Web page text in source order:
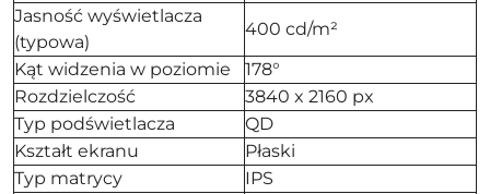
Jasność wyświetlacza
(typowa)
400 cd/m²
Kąt widzenia w poziomie
178°
Rozdzielczość
3840 x 2160 px
Typ podświetlacza
QD
Kształt ekranu
Płaski
Typ matrycy
IPS